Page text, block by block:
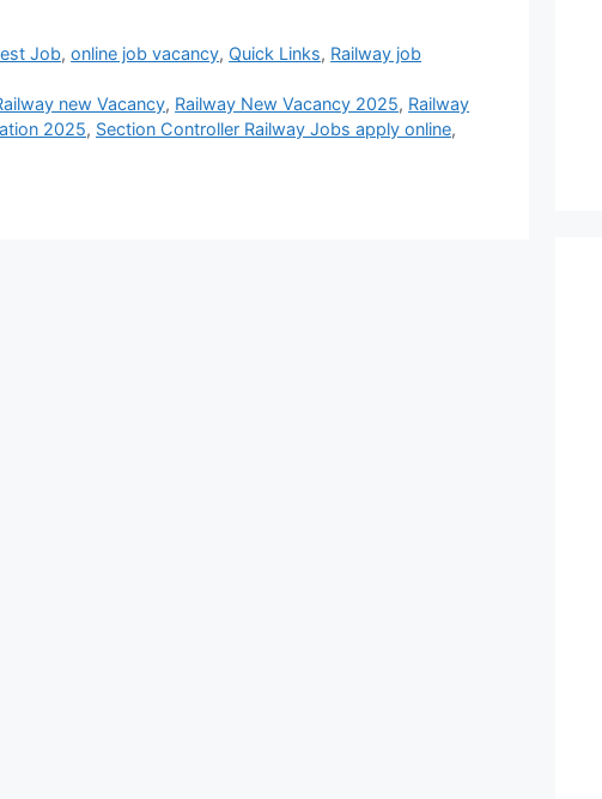
Job,online job vacancy, Quick Links, Railway job
new Vacancy, Railway New Vacancy 2025, Railway
2025, Section Controller Railway Jobs apply online,